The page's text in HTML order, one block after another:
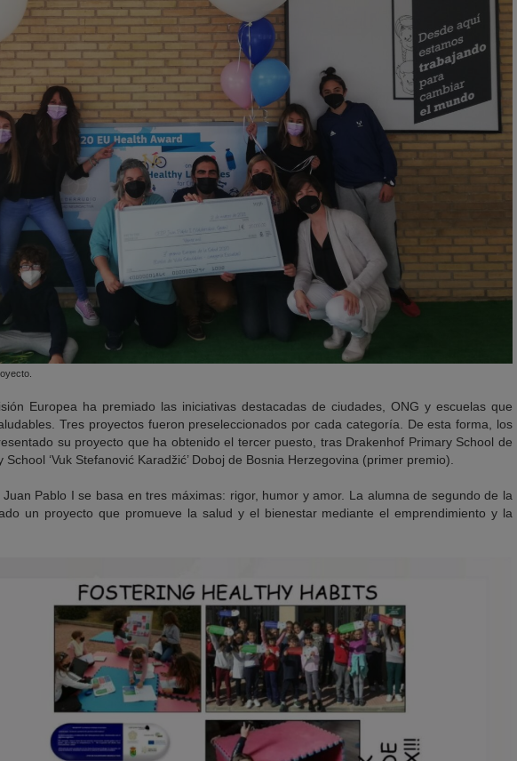
Europea ha premiado las iniciativas destacadas de ciudades, ONG y escuelas que
Tres proyectos fueron preseleccionados por cada categoría. De esta forma, los
su proyecto que ha obtenido el tercer puesto, tras Drakenhof Primary School de
School ‘Vuk Stefanović Karadžić’ Doboj de Bosnia Herzegovina (primer premio).
Juan Pablo I se basa en tres máximas: rigor, humor y amor. La alumna de segundo de la
un proyecto que promueve la salud y el bienestar mediante el emprendimiento y la